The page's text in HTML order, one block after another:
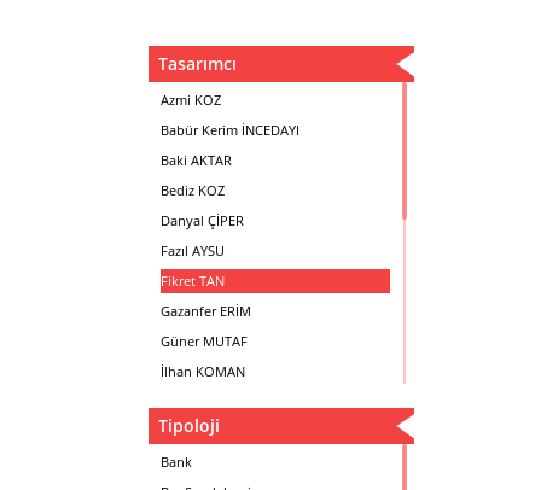
Tasarımcı
Azmi KOZ
Babür Kerim İNCEDAYI
Baki AKTAR
Bediz KOZ
Danyal ÇİPER
Fazıl AYSU
Fikret TAN
Gazanfer ERİM
Güner MUTAF
İlhan KOMAN
Metin Atabey ATA
Minas BOYACIYAN
Tipoloji
Bank